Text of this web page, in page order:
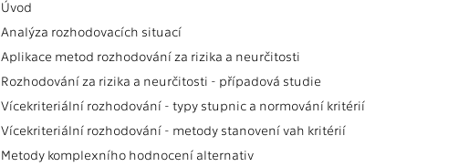
Úvod
Analýza rozhodovacích situací
Aplikace metod rozhodování za rizika a neurčitosti
Rozhodování za rizika a neurčitosti - případová studie
Vícekriteriální rozhodování - typy stupnic a normování kritérií
Vícekriteriální rozhodování - metody stanovení vah kritérií
Metody komplexního hodnocení alternativ